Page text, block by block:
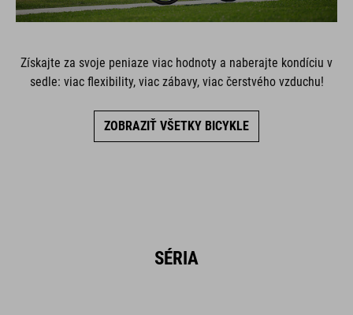
Získajte za svoje peniaze viac hodnoty a naberajte kondíciu v
sedle: viac flexibility, viac zábavy, viac čerstvého vzduchu!
ZOBRAZIŤ VŠETKY BICYKLE
SÉRIA